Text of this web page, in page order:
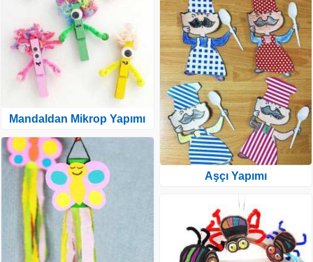
Mandaldan Mikrop Yapımı
Aşçı Yapımı